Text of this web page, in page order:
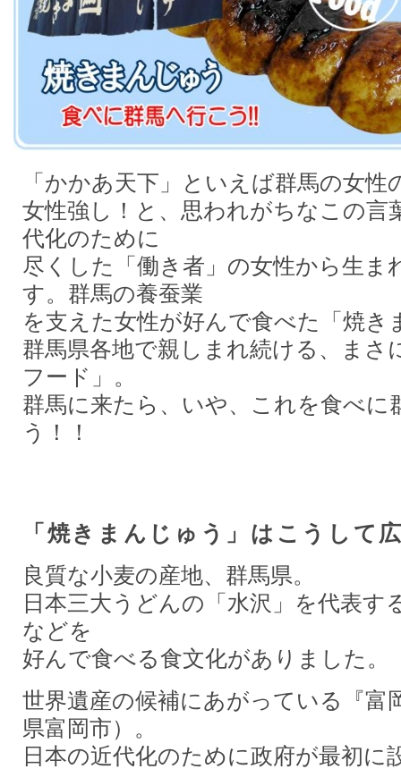
「かかあ天下」といえば群馬の女性
女性強し！と、思われがちなこの言
代化のために
尽くした「働き者」の女性から生ま
す。群馬の養蚕業
を支えた女性が好んで食べた「焼き
群馬県各地で親しまれ続ける、まさ
フード」。
群馬に来たら、いや、これを食べに
う！！
「焼きまんじゅう」はこうして
良質な小麦の産地、群馬県。
日本三大うどんの「水沢」を代表す
などを
好んで食べる食文化がありました。
世界遺産の候補にあがっている『富
県富岡市）。
日本の近代化のために政府が最初に